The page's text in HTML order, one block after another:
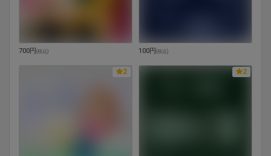
700円(税込) 100円(税込)
2 2